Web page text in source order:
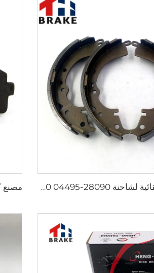
أقراص الفرامل التلقائية لشاحنة HILUX VII OEM 04495-0K010 04495-28090